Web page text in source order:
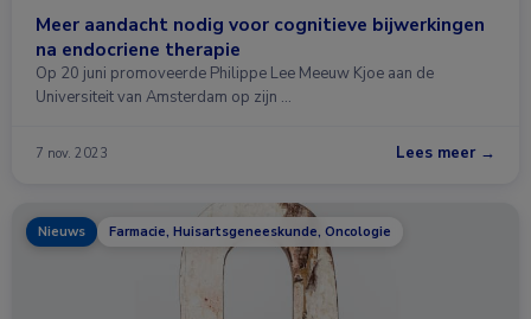
Meer aandacht nodig voor cognitieve bijwerkingen
na endocriene therapie
Op 20 juni promoveerde Philippe Lee Meeuw Kjoe aan de
Universiteit van Amsterdam op zijn …
7 nov. 2023 Lees meer →
Nieuws Farmacie, Huisartsgeneeskunde, Oncologie